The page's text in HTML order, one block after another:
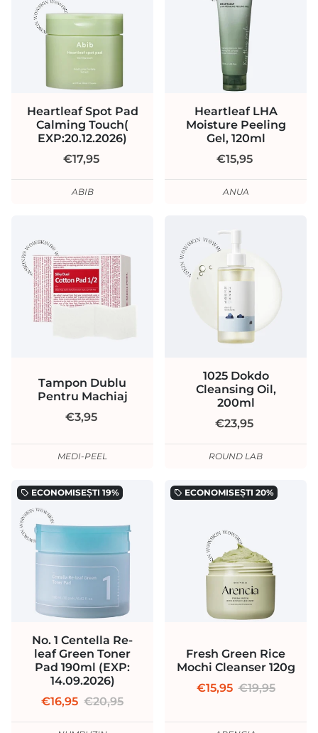
Heartleaf Spot Pad
Calming Touch(
EXP:20.12.2026)
€17,95
ABIB
Heartleaf LHA
Moisture Peeling
Gel, 120ml
€15,95
ANUA
Tampon Dublu
Pentru Machiaj
€3,95
MEDI-PEEL
1025 Dokdo
Cleansing Oil,
200ml
€23,95
ROUND LAB
local_offer ECONOMISEȘTI 19%
No. 1 Centella Re-
leaf Green Toner
Pad 190ml (EXP:
14.09.2026)
€16,95 €20,95
local_offer ECONOMISEȘTI 20%
Fresh Green Rice
Mochi Cleanser 120g
€15,95 €19,95